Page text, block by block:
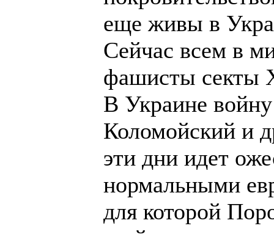
еще живы в
Сейчас всем в
фашисты секты
В Украине войну
Коломойский и
эти дни идет
нормальными
для которой